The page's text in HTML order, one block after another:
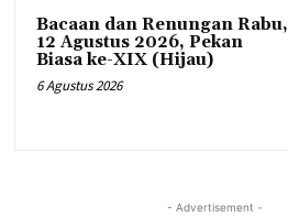
Bacaan dan Renungan Rabu,
12 Agustus 2026, Pekan
Biasa ke-XIX (Hijau)
6 Agustus 2026
- Advertisement -